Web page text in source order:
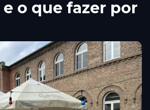
o que fazer por